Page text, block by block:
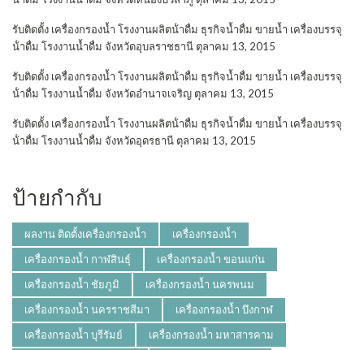
รับติดตั้ง เครื่องกรองน้ำ โรงงานผลิตน้ําดื่ม ธุรกิจน้ำดื่ม ขายน้ำ เครื่องบรรจุ
น้ําดื่ม โรงงานน้ำดื่ม จังหวัดอุบลราชธานี ตุลาคม 13, 2015
รับติดตั้ง เครื่องกรองน้ำ โรงงานผลิตน้ําดื่ม ธุรกิจน้ำดื่ม ขายน้ำ เครื่องบรรจุ
น้ําดื่ม โรงงานน้ำดื่ม จังหวัดอำนาจเจริญ ตุลาคม 13, 2015
รับติดตั้ง เครื่องกรองน้ำ โรงงานผลิตน้ําดื่ม ธุรกิจน้ำดื่ม ขายน้ำ เครื่องบรรจุ
น้ําดื่ม โรงงานน้ำดื่ม จังหวัดอุดรธานี ตุลาคม 13, 2015
ป้ายกำกับ
ผลงาน ติดตั้งเครื่องกรองน้ำ
เครื่องกรองน้ำ
เครื่องกรองน้ำ กาฬสินธุ์
เครื่องกรองน้ำ ขอนแก่น
เครื่องกรองน้ำ ชัยภูมิ
เครื่องกรองน้ำ นครพนม
เครื่องกรองน้ำ นครราชสีมา
เครื่องกรองน้ำ บึงกาฬ
เครื่องกรองน้ำ บุรีรัมย์
เครื่องกรองน้ำ มหาสารคาม